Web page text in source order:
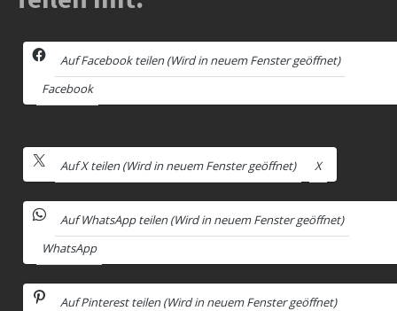
Auf Facebook teilen (Wird in neuem Fenster geöffnet)
Facebook
Auf X teilen (Wird in neuem Fenster geöffnet) X
Auf WhatsApp teilen (Wird in neuem Fenster geöffnet)
WhatsApp
Auf Pinterest teilen (Wird in neuem Fenster geöffnet)